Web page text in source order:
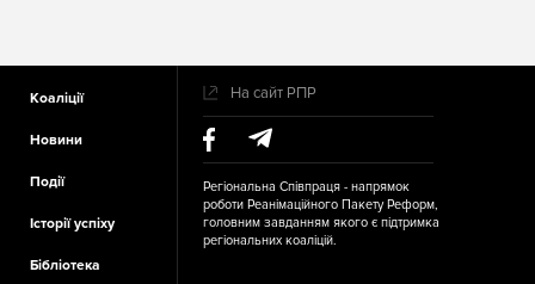
меню в
футері
Коаліції
Новини
Події
Історії успіху
Бібліотека
На сайт РПР
Регіональна Співпраця - напрямок
роботи Реанімаційного Пакету Реформ,
головним завданням якого є підтримка
регіональних коаліцій.